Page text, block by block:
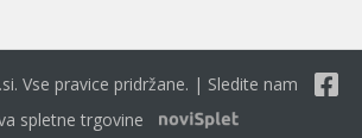
Vse pravice pridržane. | Sledite nam
spletne trgovine